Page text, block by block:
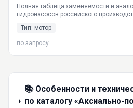
Полная таблица заменяемости и
гидронасосов российского
по РФ: Москва, СПб, Екатеринбург.
Тип: мотор
по запросу
📚 Особенности и
по каталогу «Аксиально-